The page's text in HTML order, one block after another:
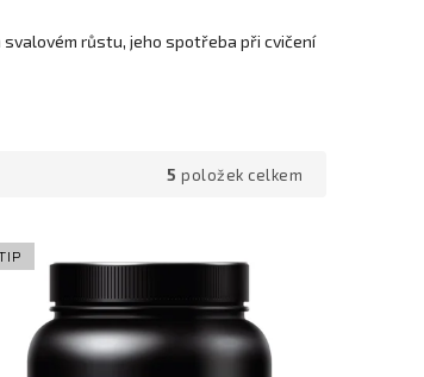
růstu, jeho spotřeba při cvičení
5 položek celkem